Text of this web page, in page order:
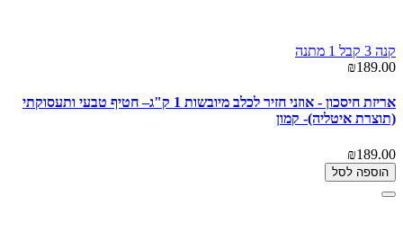
קנה 3 קבל 1 מתנה
₪189.00
אריזת חיסכון - אוזני חזיר לכלב מיובשות 1 ק"ג– חטיף טבעי ותעסוקתי
(תוצרת איטליה)- קמון
₪189.00
הוספה לסל